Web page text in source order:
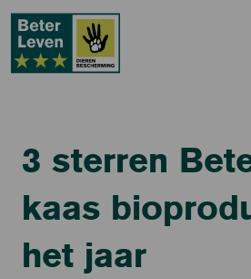
3 sterren
kaas
het jaar